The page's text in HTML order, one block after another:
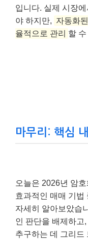
입니다. 실제 시장
야 하지만, 자동화
율적으로 관리 할
마무리: 핵심
오늘은 2026년 암
효과적인 매매 기법
자세히 알아보았습
인 판단을 배제하고
추구하는 데 그리드